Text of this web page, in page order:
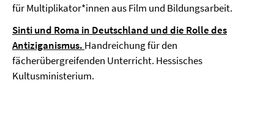
für Multiplikator*innen aus Film und Bildungsarbeit.
Sinti und Roma in Deutschland und die Rolle des
Antiziganismus. Handreichung für den
fächerübergreifenden Unterricht. Hessisches
Kultusministerium.